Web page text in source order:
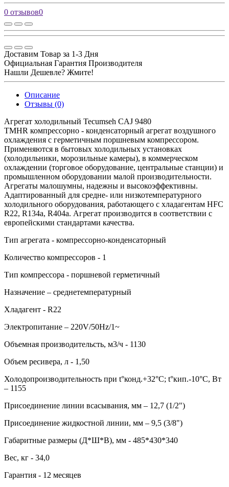
0 отзывов0
Доставим Товар за 1-3 Дня
Официальная Гарантия Производителя
Нашли Дешевле? Жмите!
Описание
Отзывы (0)
Агрегат холодильный Tecumseh CAJ 9480
TMHR компрессорно - конденсаторный агрегат воздушного
охлаждения с герметичным поршневым компрессором.
Применяются в бытовых холодильных установках
(холодильники, морозильные камеры), в коммерческом
охлаждении (торговое оборудование, центральные станции) и
промышленном оборудовании малой производительности.
Агрегаты малошумны, надежны и высокоэффективны.
Адаптированный для средне- или низкотемпературного
холодильного оборудования, работающего с хладагентам HFC
R22, R134a, R404a. Агрегат производится в соответствии с
европейскими стандартами качества.
Тип агрегата - компрессорно-конденсаторный
Количество компрессоров - 1
Тип компрессора - поршневой герметичный
Назначение – среднетемпературный
Хладагент - R22
Электропитание – 220V/50Hz/1~
Объемная производительсть, м3/ч - 1130
Объем ресивера, л - 1,50
Холодопроизводительность при t°конд.+32°С; t°кип.-10°С, Вт
– 1155
Присоединение линии всасывания, мм – 12,7 (1/2")
Присоединение жидкостной линии, мм – 9,5 (3/8")
Габаритные размеры (Д*Ш*В), мм - 485*430*340
Вес, кг - 34,0
Гарантия - 12 месяцев